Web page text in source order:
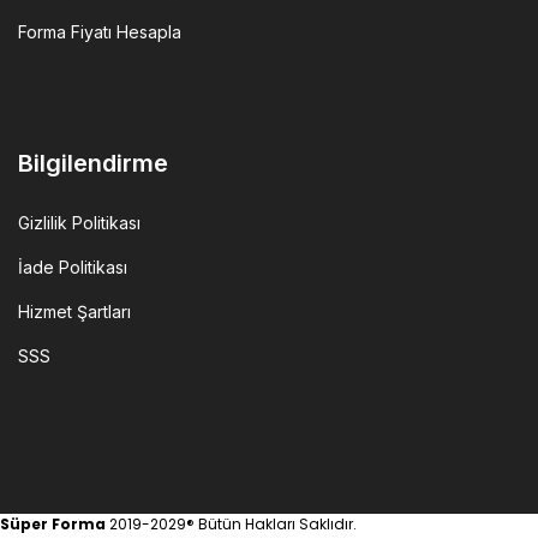
Forma Fiyatı Hesapla
Bilgilendirme
Gizlilik Politikası
İade Politikası
Hizmet Şartları
SSS
Süper Forma2019-2029® Bütün Hakları Saklıdır.